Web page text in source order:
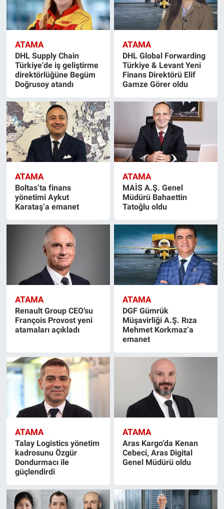
ATAMA
DHL Supply Chain
Türkiye’de iş geliştirme
direktörlüğüne Begüm
Doğrusoy atandı
ATAMA
DHL Global Forwarding
Türkiye & Levant Yeni
Finans Direktörü Elif
Gamze Görer oldu
ATAMA
Boltas’ta finans
yönetimi Aykut
Karataş’a emanet
ATAMA
MAİS A.Ş. Genel
Müdürü Bahaettin
Tatoğlu oldu
ATAMA
Renault Group CEO’su
François Provost yeni
atamaları açıkladı
ATAMA
DGF Gümrük
Müşavirliği A.Ş. Rıza
Mehmet Korkmaz’a
emanet
ATAMA
Talay Logistics yönetim
kadrosunu Özgür
Dondurmacı ile
güçlendirdi
ATAMA
Aras Kargo’da Kenan
Cebeci, Aras Digital
Genel Müdürü oldu